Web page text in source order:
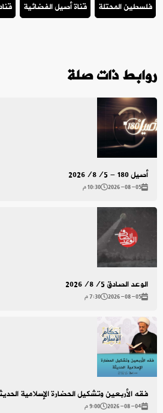
فلسطين المحتلة
قناة أصيل الفضائية
روابط ذات صلة
أصيل 180 - 2026/8/5
2026-08-05 10:30 م
الوعد الصادق 2026/8/5
2026-08-05 7:30 م
فقه الأربعين وتشكيل الحضارة الإسلامية الحديثة 2026/
2026-08-04 9:00 م